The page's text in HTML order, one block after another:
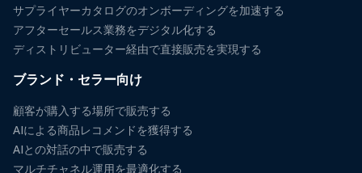
サプライヤーカタログのオンボーディングを加速する
アフターセールス業務をデジタル化する
ディストリビューター経由で直接販売を実現する
ブランド・セラー向け
顧客が購入する場所で販売する
AIによる商品レコメンドを獲得する
AIとの対話の中で販売する
マルチチャネル運用を最適化する